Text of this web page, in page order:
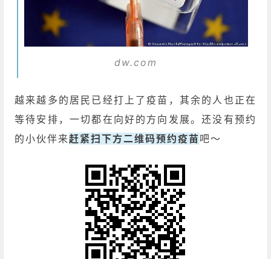
dw.com
越来越多的居民已经打上了疫苗，其余的人也正在
等待安排，一切都在向好的方向发展。还没有预约
的小伙伴来赶紧扫下方二维码预约疫苗吧～